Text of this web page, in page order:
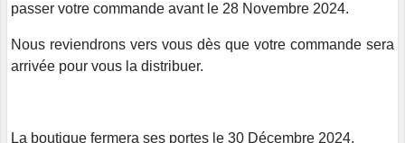
passer votre commande avant le 28 Novembre 2024.
Nous reviendrons vers vous dès que votre commande sera
arrivée pour vous la distribuer.
La boutique fermera ses portes le 30 Décembre 2024.